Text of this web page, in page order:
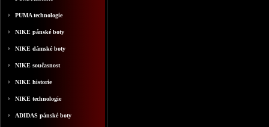
PUMA technologie
NIKE pánské boty
NIKE dámské boty
NIKE současnost
NIKE historie
NIKE technologie
ADIDAS pánské boty